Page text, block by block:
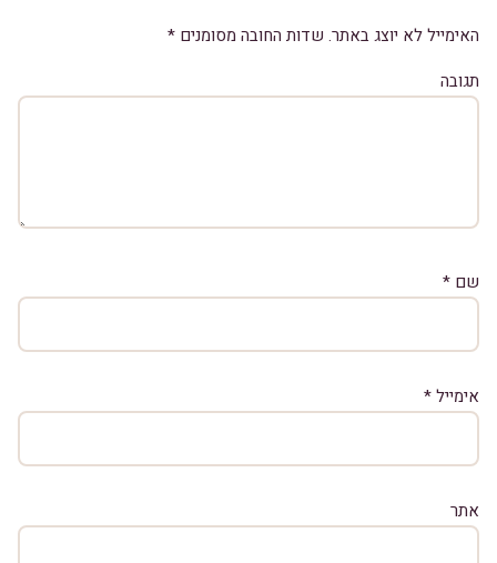
האימייל לא יוצג באתר. שדות החובה מסומנים *
תגובה
שם *
אימייל*
אתר